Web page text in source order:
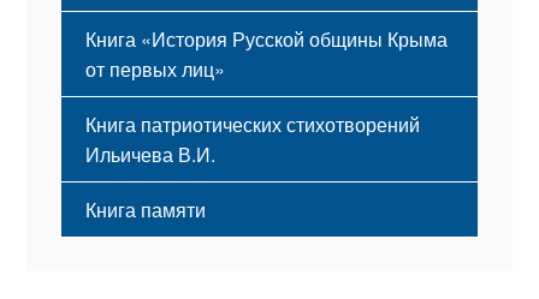
Книга «История Русской общины Крыма
от первых лиц»
Книга патриотических стихотворений
Ильичева В.И.
Книга памяти